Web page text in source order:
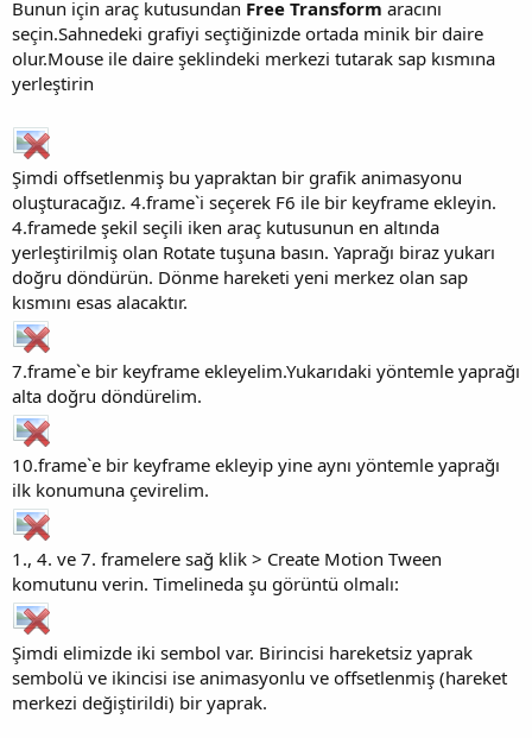
Bunun için araç kutusundan Free Transform aracını
seçin.Sahnedeki grafiyi seçtiğinizde ortada minik bir daire
olur.Mouse ile daire şeklindeki merkezi tutarak sap kısmına
yerleştirin
Şimdi offsetlenmiş bu yapraktan bir grafik animasyonu
oluşturacağız. 4.frame`i seçerek F6 ile bir keyframe ekleyin.
4.framede şekil seçili iken araç kutusunun en altında
yerleştirilmiş olan Rotate tuşuna basın. Yaprağı biraz yukarı
doğru döndürün. Dönme hareketi yeni merkez olan sap
kısmını esas alacaktır.
7.frame`e bir keyframe ekleyelim.Yukarıdaki yöntemle yaprağı
alta doğru döndürelim.
10.frame`e bir keyframe ekleyip yine aynı yöntemle yaprağı
ilk konumuna çevirelim.
1., 4. ve 7. framelere sağ klik > Create Motion Tween
komutunu verin. Timelineda şu görüntü olmalı:
Şimdi elimizde iki sembol var. Birincisi hareketsiz yaprak
sembolü ve ikincisi ise animasyonlu ve offsetlenmiş (hareket
merkezi değiştirildi) bir yaprak.